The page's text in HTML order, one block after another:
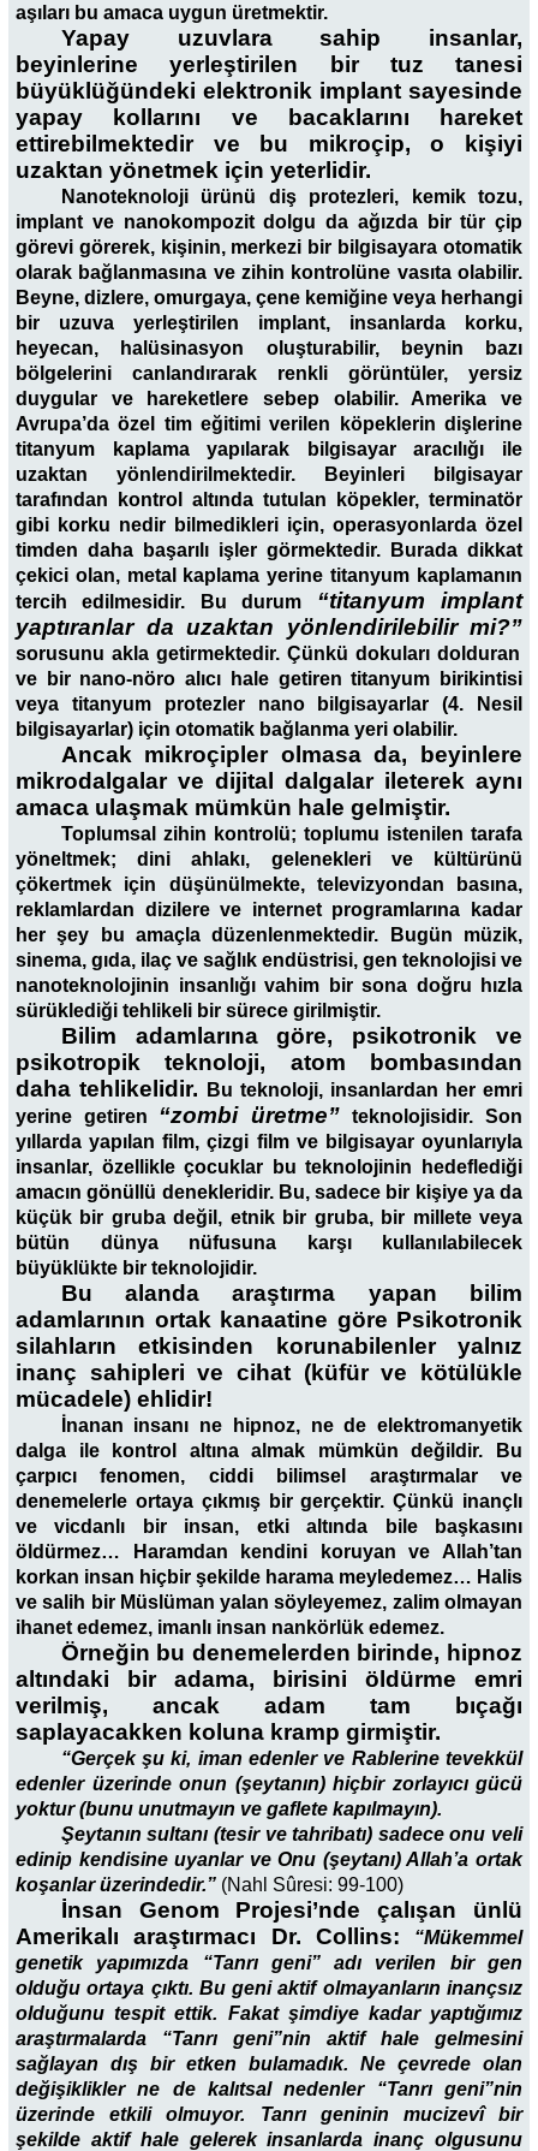
aşıları bu amaca uygun üretmektir.
Yapay uzuvlara sahip insanlar,
beyinlerine yerleştirilen bir tuz tanesi
büyüklüğündeki elektronik implant sayesinde
yapay kollarını ve bacaklarını hareket
ettirebilmektedir ve bu mikroçip, o kişiyi
uzaktan yönetmek için yeterlidir.
Nanoteknoloji ürünü diş protezleri, kemik tozu,
implant ve nanokompozit dolgu da ağızda bir tür çip
görevi görerek, kişinin, merkezi bir bilgisayara otomatik
olarak bağlanmasına ve zihin kontrolüne vasıta olabilir.
Beyne, dizlere, omurgaya, çene kemiğine veya herhangi
bir uzuva yerleştirilen implant, insanlarda korku,
heyecan, halüsinasyon oluşturabilir, beynin bazı
bölgelerini canlandırarak renkli görüntüler, yersiz
duygular ve hareketlere sebep olabilir. Amerika ve
Avrupa’da özel tim eğitimi verilen köpeklerin dişlerine
titanyum kaplama yapılarak bilgisayar aracılığı ile
uzaktan yönlendirilmektedir. Beyinleri bilgisayar
tarafından kontrol altında tutulan köpekler, terminatör
gibi korku nedir bilmedikleri için, operasyonlarda özel
timden daha başarılı işler görmektedir. Burada dikkat
çekici olan, metal kaplama yerine titanyum kaplamanın
tercih edilmesidir. Bu durum “titanyum implant
yaptıranlar da uzaktan yönlendirilebilir mi?”
sorusunu akla getirmektedir. Çünkü dokuları dolduran
ve bir nano-nöro alıcı hale getiren titanyum birikintisi
veya titanyum protezler nano bilgisayarlar (4. Nesil
bilgisayarlar) için otomatik bağlanma yeri olabilir.
Ancak mikroçipler olmasa da, beyinlere
mikrodalgalar ve dijital dalgalar ileterek aynı
amaca ulaşmak mümkün hale gelmiştir.
Toplumsal zihin kontrolü; toplumu istenilen tarafa
yöneltmek; dini ahlakı, gelenekleri ve kültürünü
çökertmek için düşünülmekte, televizyondan basına,
reklamlardan dizilere ve internet programlarına kadar
her şey bu amaçla düzenlenmektedir. Bugün müzik,
sinema, gıda, ilaç ve sağlık endüstrisi, gen teknolojisi ve
nanoteknolojinin insanlığı vahim bir sona doğru hızla
sürüklediği tehlikeli bir sürece girilmiştir.
Bilim adamlarına göre, psikotronik ve
psikotropik teknoloji, atom bombasından
daha tehlikelidir.
Bu teknoloji, insanlardan her emri
yerine getiren “zombi üretme”teknolojisidir. Son
yıllarda yapılan film, çizgi film ve bilgisayar oyunlarıyla
insanlar, özellikle çocuklar bu teknolojinin hedeflediği
amacın gönüllü denekleridir. Bu, sadece bir kişiye ya da
küçük bir gruba değil, etnik bir gruba, bir millete veya
bütün dünya nüfusuna karşı kullanılabilecek
büyüklükte bir teknolojidir.
Bu alanda araştırma yapan bilim
adamlarının ortak kanaatine göre Psikotronik
silahların etkisinden korunabilenler yalnız
inanç sahipleri ve cihat (küfür ve kötülükle
mücadele) ehlidir!
İnanan insanı ne hipnoz, ne de elektromanyetik
dalga ile kontrol altına almak mümkün değildir. Bu
çarpıcı fenomen, ciddi bilimsel araştırmalar ve
denemelerle ortaya çıkmış bir gerçektir. Çünkü inançlı
ve vicdanlı bir insan, etki altında bile başkasını
öldürmez… Haramdan kendini koruyan ve Allah’tan
korkan insan hiçbir şekilde harama meyledemez… Halis
ve salih bir Müslüman yalan söyleyemez, zalim olmayan
ihanet edemez, imanlı insan nankörlük edemez.
Örneğin bu denemelerden birinde, hipnoz
altındaki bir adama, birisini öldürme emri
verilmiş, ancak adam tam bıçağı
saplayacakken koluna kramp girmiştir.
“Gerçek şu ki, iman edenler ve Rablerine tevekkül
edenler üzerinde onun (şeytanın) hiçbir zorlayıcı gücü
yoktur (bunu unutmayın ve gaflete kapılmayın).
Şeytanın sultanı (tesir ve tahribatı) sadece onu veli
edinip kendisine uyanlar ve Onu (şeytanı) Allah’a ortak
koşanlar üzerindedir.” (Nahl Sûresi: 99-100)
İnsan Genom Projesi’nde çalışan ünlü
Amerikalı araştırmacı Dr. Collins:
“Mükemmel
genetik yapımızda “Tanrı geni” adı verilen bir gen
olduğu ortaya çıktı. Bu geni aktif olmayanların inançsız
olduğunu tespit ettik. Fakat şimdiye kadar yaptığımız
araştırmalarda “Tanrı geni”nin aktif hale gelmesini
sağlayan dış bir etken bulamadık. Ne çevrede olan
değişiklikler ne de kalıtsal nedenler “Tanrı geni”nin
üzerinde etkili olmuyor. Tanrı geninin mucizevî bir
şekilde aktif hale gelerek insanlarda inanç olgusunu